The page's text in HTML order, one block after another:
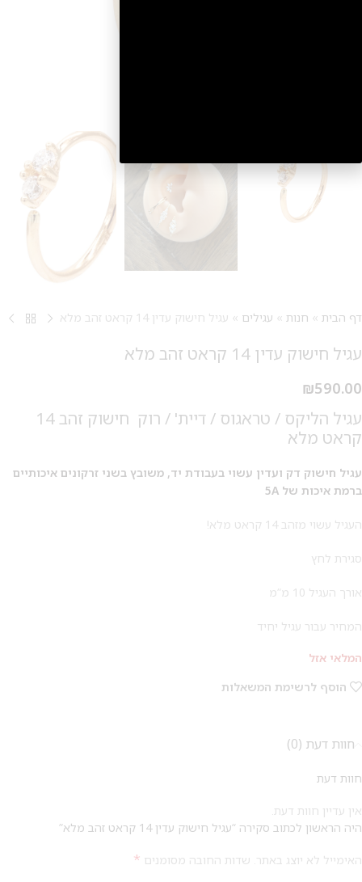
דף הבית » חנות » עגילים » עגיל חישוק עדין 14 קראט זהב מלא
עגיל חישוק עדין 14 קראט זהב מלא
₪590.00
עגיל הליקס / טראגוס / דיית' / רוק חישוק זהב 14
קראט מלא
עגיל חישוק דק ועדין עשוי בעבודת יד, משובץ בשני זרקונים איכותיים
ברמת איכות של 5A
העגיל עשוי מזהב 14 קראט מלא!
סגירת לחץ
אורך העגיל 10 מ”מ
המחיר עבור עגיל יחיד
המלאי אזל
הוסף לרשימת המשאלות
חוות דעת (0)
חוות דעת
אין עדיין חוות דעת.
היה הראשון לכתוב סקירה “עגיל חישוק עדין 14 קראט זהב מלא”
האימייל לא יוצג באתר. שדות החובה מסומנים *
מבצע 1+1
לקביעת תור לפירסינג ועיצוב